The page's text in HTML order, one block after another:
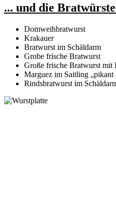
... und die
Domweihbratwurst
Krakauer
Bratwurst im Schäldarm
Grobe frische Bratwurst
Große frische Bratwurst mit
Marguez im Saitling „pikant
Rindsbratwurst im